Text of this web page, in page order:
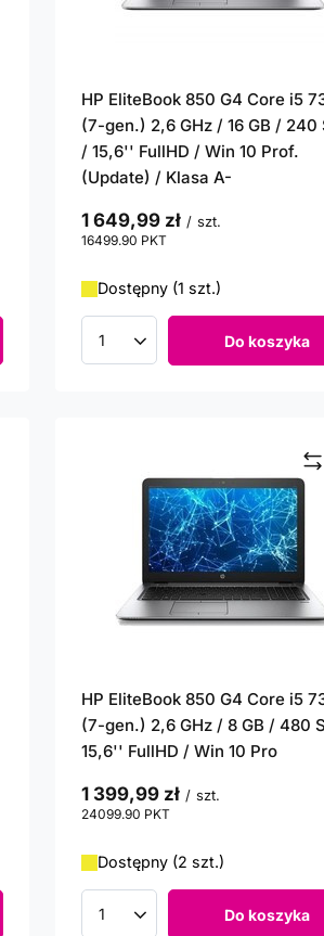
HP EliteBook 850 G4 Core i5
(7-gen.) 2,6 GHz / 16 GB / 240
/ 15,6'' FullHD / Win 10 Prof.
(Update) / Klasa A-
1 649,99 zł / szt.
16499.90 PKT
Dostępny (1 szt.)
Ilość produktów Do koszyka
HP EliteBook 850 G4 Core i5
(7-gen.) 2,6 GHz / 8 GB / 480
15,6'' FullHD / Win 10 Pro
1 399,99 zł / szt.
24099.90 PKT
Dostępny (2 szt.)
Ilość produktów Do koszyka